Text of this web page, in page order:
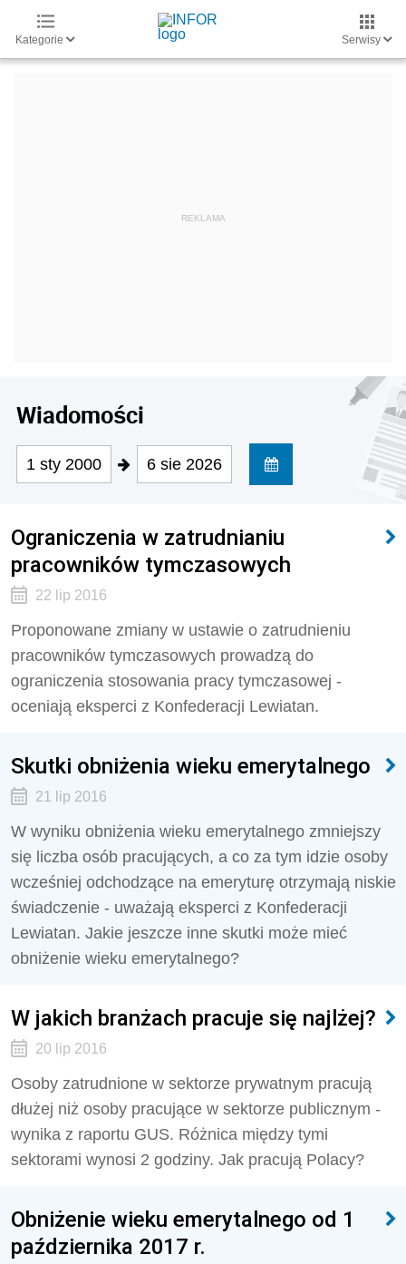
Kategorie Serwisy
Wiadomości
1 sty 2000 6 sie 2026
Ograniczenia w zatrudnianiu
pracowników tymczasowych
22 lip 2016
Proponowane zmiany w ustawie o zatrudnieniu
pracowników tymczasowych prowadzą do
ograniczenia stosowania pracy tymczasowej -
oceniają eksperci z Konfederacji Lewiatan.
Skutki obniżenia wieku emerytalnego
21 lip 2016
W wyniku obniżenia wieku emerytalnego zmniejszy
się liczba osób pracujących, a co za tym idzie osoby
wcześniej odchodzące na emeryturę otrzymają niskie
świadczenie - uważają eksperci z Konfederacji
Lewiatan. Jakie jeszcze inne skutki może mieć
obniżenie wieku emerytalnego?
W jakich branżach pracuje się najlżej?
20 lip 2016
Osoby zatrudnione w sektorze prywatnym pracują
dłużej niż osoby pracujące w sektorze publicznym -
wynika z raportu GUS. Różnica między tymi
sektorami wynosi 2 godziny. Jak pracują Polacy?
Obniżenie wieku emerytalnego od 1
października 2017 r.